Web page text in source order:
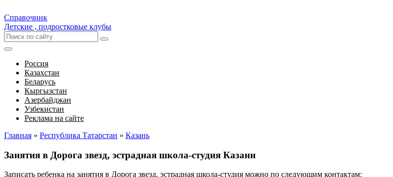
Справочник
Детские , подростковые клубы
Россия
Казахстан
Беларусь
Кыргызстан
Азербайджан
Узбекистан
Реклама на сайте
Главная » Республика Татарстан » Казань
Занятия в Дорога звезд, эстрадная школа-студия Казани
Записать ребенка на занятия в Дорога звезд, эстрадная школа-студия можно по следующим контактам: